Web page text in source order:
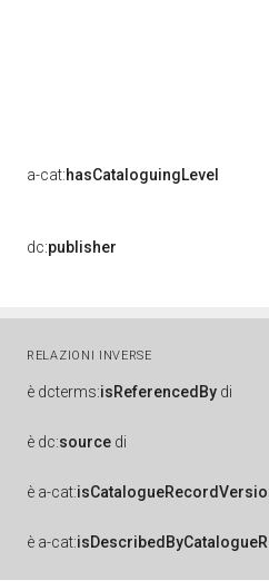
a-cat:hasCataloguingLevel
dc:publisher
RELAZIONI INVERSE
è dcterms:isReferencedBy di
è dc:source di
è a-cat:
è a-cat: